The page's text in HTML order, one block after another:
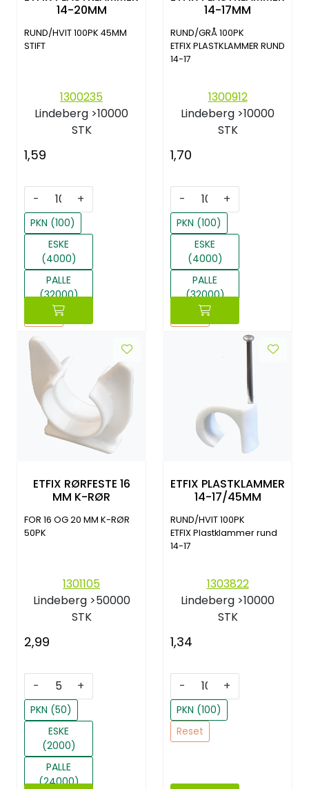
14-20MM
RUND/HVIT 100PK 45MM
STIFT
1300235
Lindeberg >10000
STK
1,59
- +
PKN (100)
ESKE
(4000)
PALLE
(32000)
Reset
14-17MM
RUND/GRÅ 100PK
ETFIX PLASTKLAMMER RUND
14-17
1300912
Lindeberg >10000
STK
1,70
- +
PKN (100)
ESKE
(4000)
PALLE
(32000)
Reset
ETFIX RØRFESTE 16
MM K-RØR
FOR 16 OG 20 MM K-RØR
50PK
1301105
Lindeberg >50000
STK
2,99
- +
PKN (50)
ESKE
(2000)
PALLE
(24000)
ETFIX PLASTKLAMMER
14-17/45MM
RUND/HVIT 100PK
ETFIX Plastklammer rund
14-17
1303822
Lindeberg >10000
STK
1,34
- +
PKN (100)
Reset